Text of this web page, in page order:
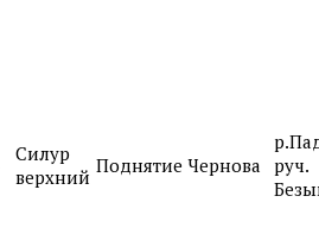
Силур
верхний Поднятие Чернова руч.